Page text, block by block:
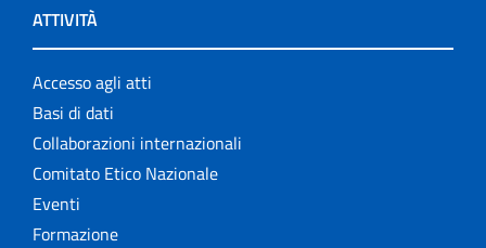
ATTIVITÀ
Accesso agli atti
Basi di dati
Collaborazioni internazionali
Comitato Etico Nazionale
Eventi
Formazione